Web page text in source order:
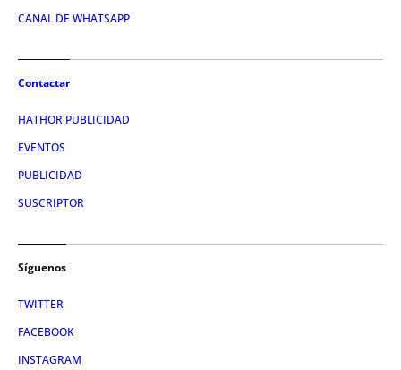
CANAL DE WHATSAPP
Contactar
HATHOR PUBLICIDAD
EVENTOS
PUBLICIDAD
SUSCRIPTOR
Síguenos
TWITTER
FACEBOOK
INSTAGRAM